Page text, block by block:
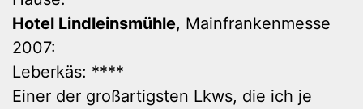
Hotel Lindleinsmühle, Mainfrankenmesse
2007:
Leberkäs: ****
Einer der großartigsten Lkws, die ich je